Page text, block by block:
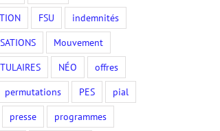
FSU
indemnités
Mouvement
NÉO
offres
permutations PES
pial
presse
programmes